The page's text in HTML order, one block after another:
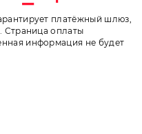
платёжный шлюз,
Страница оплаты
информация не будет